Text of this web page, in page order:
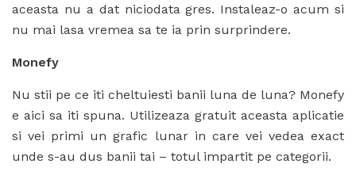
aceasta nu a dat niciodata gres. Instaleaz-o acum si
nu mai lasa vremea sa te ia prin surprindere.
Monefy
Nu stii pe ce iti cheltuiesti banii luna de luna? Monefy
e aici sa iti spuna. Utilizeaza gratuit aceasta aplicatie
si vei primi un grafic lunar in care vei vedea exact
unde s-au dus banii tai – totul impartit pe categorii.